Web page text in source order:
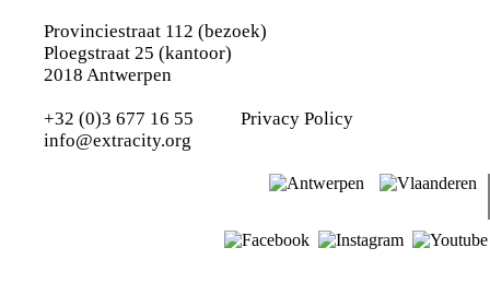
Provinciestraat 112 (bezoek)
Ploegstraat 25 (kantoor)
2018 Antwerpen
+32 (0)3 677 16 55
info@extracity.org
Privacy Policy